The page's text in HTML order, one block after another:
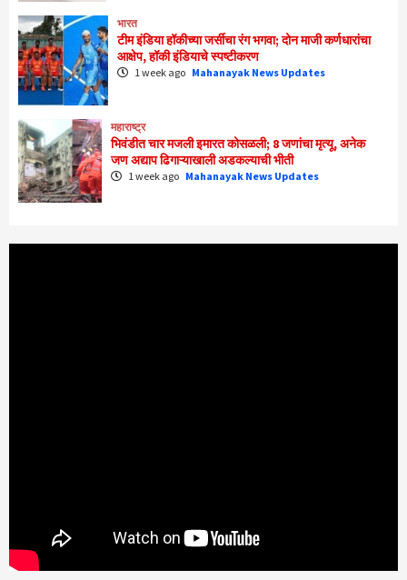
भारत
टीम इंडिया हॉकीच्या जर्सीचा रंग भगवा; दोन माजी कर्णधारांचा
आक्षेप, हॉकी इंडियाचे स्पष्टीकरण
1 week ago Mahanayak News Updates
महाराष्ट्र
भिवंडीत चार मजली इमारत कोसळली; 8 जणांचा मृत्यू, अनेक
जण अद्याप ढिगाऱ्याखाली अडकल्याची भीती
1 week ago Mahanayak News Updates